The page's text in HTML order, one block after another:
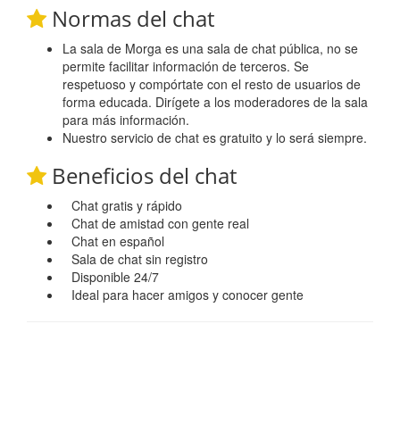
Normas del chat
La sala de Morga es una sala de chat pública, no se
permite facilitar información de terceros. Se
respetuoso y compórtate con el resto de usuarios de
forma educada. Dirígete a los moderadores de la sala
para más información.
Nuestro servicio de chat es gratuito y lo será siempre.
Beneficios del chat
Chat gratis y rápido
Chat de amistad con gente real
Chat en español
Sala de chat sin registro
Disponible 24/7
Ideal para hacer amigos y conocer gente